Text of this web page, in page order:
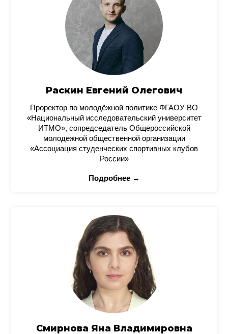
Раскин Евгений Олегович
Проректор по молодёжной политике ФГАОУ ВО
«Национальный исследовательский университет
ИТМО», сопредседатель Общероссийской
молодежной общественной организации
«Ассоциация студенческих спортивных клубов
России»
Подробнее →
Смирнова Яна Владимировна